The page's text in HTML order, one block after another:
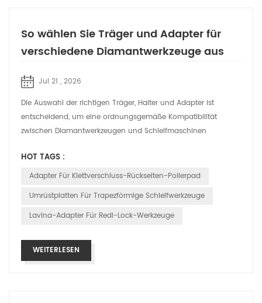
So wählen Sie Träger und Adapter für
verschiedene Diamantwerkzeuge aus
Jul 21 , 2026
Die Auswahl der richtigen Träger, Halter und Adapter ist
entscheidend, um eine ordnungsgemäße Kompatibilität
zwischen Diamantwerkzeugen und Schleifmaschinen
HOT TAGS :
Adapter Für Klettverschluss-Rückseiten-Polierpad
Umrüstplatten Für Trapezförmige Schleifwerkzeuge
Lavina-Adapter Für Redi-Lock-Werkzeuge
WEITERLESEN